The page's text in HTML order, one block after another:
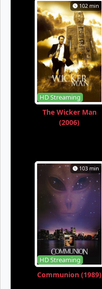
102 min
HD Streaming
The Wicker Man
(2006)
103 min
HD Streaming
Communion (1989)